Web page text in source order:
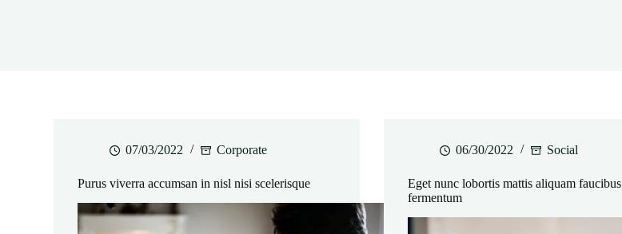
07/03/2022 Corporate
Purus viverra accumsan in nisl nisi scelerisque
06/30/2022 Social
Eget nunc lobortis mattis aliquam faucibus
fermentum